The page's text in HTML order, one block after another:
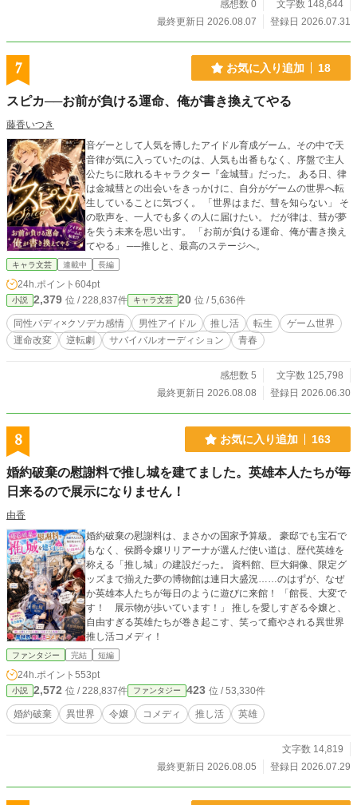
人から名前を呼ばれるのは、他人ばかりを推してきたリゼッ
感想数 0
文字数 148,644
最終更新日 2026.08.07
登録日 2026.07.31
7 お気に入り追加 18
スピカ──お前が負ける運命、俺が書き換えてやる
藤香いつき
音ゲーとして人気を博したアイドル育成ゲーム。その中で天
音律が気に入っていたのは、人気も出番もなく、序盤で主人
公たちに敗れるキャラクター『金城彗』だった。 ある日、律
は金城彗との出会いをきっかけに、自分がゲームの世界へ転
生していることに気づく。 「世界はまだ、彗を知らない」 そ
の歌声を、一人でも多くの人に届けたい。 だが律は、彗が夢
を失う未来を思い出す。 「お前が負ける運命、俺が書き換え
てやる」 ──推しと、最高のステージへ。
キャラ文芸 連載中 長編
24h.ポイント 604pt
小説 2,379 位 / 228,837件 キャラ文芸 20 位 / 5,636件
同性バディ×クソデカ感情 男性アイドル 推し活 転生
ゲーム世界
運命改変
逆転劇 サバイバルオーディション 青春
感想数 5
文字数 125,798
最終更新日 2026.08.08
登録日 2026.06.30
8 お気に入り追加 163
婚約破棄の慰謝料で推し城を建てました。英雄本人たちが毎
日来るので展示になりません！
由香
婚約破棄の慰謝料は、まさかの国家予算級。 豪邸でも宝石で
もなく、侯爵令嬢リリアーナが選んだ使い道は、歴代英雄を
称える「推し城」の建設だった。 資料館、巨大銅像、限定グ
ッズまで揃えた夢の博物館は連日大盛況……のはずが、なぜ
か英雄本人たちが毎日のように遊びに来館！ 「館長、大変で
す！ 展示物が歩いています！」 推しを愛しすぎる令嬢と、
自由すぎる英雄たちが巻き起こす、笑って癒やされる異世界
推し活コメディ！
ファンタジー 完結 短編
24h.ポイント 553pt
小説 2,572 位 / 228,837件 ファンタジー 423 位 / 53,330件
婚約破棄 異世界 令嬢 コメディ 推し活 英雄
文字数 14,819
最終更新日 2026.08.05
登録日 2026.07.29